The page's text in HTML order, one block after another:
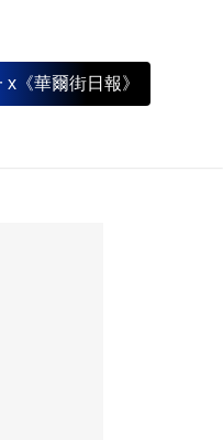
x《華爾街日報》